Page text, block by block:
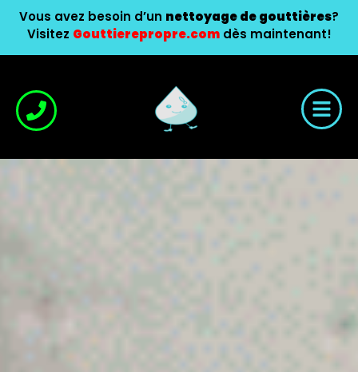
Vous avez besoin d’un nettoyage de gouttières?
Visitez Gouttierepropre.comdès maintenant!